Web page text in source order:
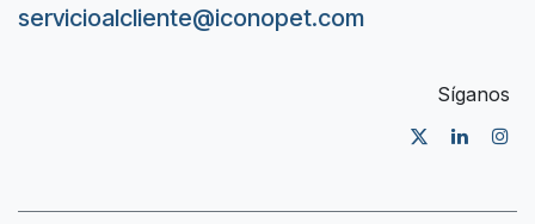
servicioalcliente@iconopet.com
Síganos